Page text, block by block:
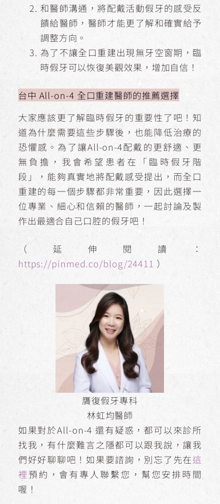
和醫師溝通，將配戴活動假牙的感受反
饋給醫師，醫師才能更了解和確實給予
調整方向。
為了不讓全口重建出現無牙空窗期，臨
時假牙可以恢復美觀效果，增加自信！
台中 All-on-4 全口重建醫師的推薦選擇
大家應該更了解臨時假牙的重要性了吧！知
道為什麼需要這些步驟後，也能降低治療的
恐懼感。為了讓All-on-4配戴的更舒適、更
無負擔，我會希望患者在「臨時假牙階
段」，能夠真實地將配戴感受提出，而全口
重建的每一個步驟都非常重要，因此選擇一
位專業、細心和信賴的醫師，一起討論及製
作出最適合自己口腔的假牙吧！
（延伸閱讀：
https://pinmed.co/blog/24411 ）
贋復假牙專科
林虹均醫師
如果對於All-on-4 還有疑惑，都可以來診所
找我，有什麼難言之隱都可以跟我說，讓我
們好好聊聊吧！如果要諮詢，別忘了先在這
裡預約，會有專人聯繫您，幫您安排時間
喔！